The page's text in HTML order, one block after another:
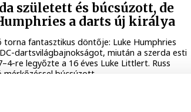
született és búcsúzott, de
a darts új királya
torna fantasztikus döntője: Luke Humphries
dartsvilágbajnokságot, miután a szerda esti
re legyőzte a 16 éves Luke Littlert. Russ
mérkőzéssel búcsúzott.